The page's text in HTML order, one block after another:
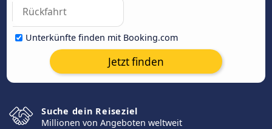
Unterkünfte finden mit Booking.com
Jetzt finden
Suche dein Reiseziel
Millionen von Angeboten weltweit